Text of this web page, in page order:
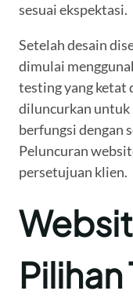
sesuai ekspektasi.
Setelah desain
dimulai
testing yang ketat
diluncurkan untuk
berfungsi dengan
Peluncuran
persetujuan klien.